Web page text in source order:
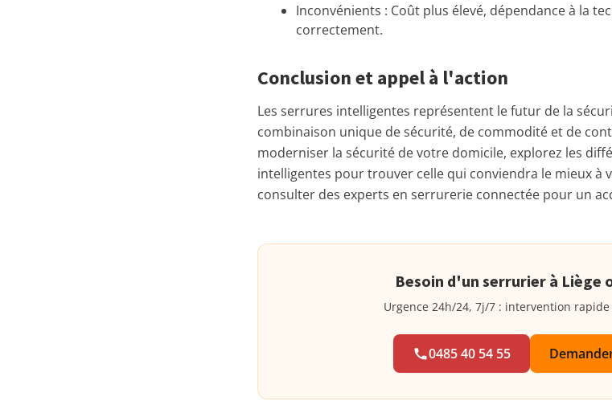
Inconvénients : Coût plus élevé, dépendance à la
correctement.
Conclusion et appel à l'action
Les serrures intelligentes représentent le futur de la
combinaison unique de sécurité, de commodité et de
moderniser la sécurité de votre domicile, explorez les
intelligentes pour trouver celle qui conviendra le mieux à
consulter des experts en serrurerie connectée pour un
Besoin d'un serrurier à Liège
Urgence 24h/24, 7j/7 : intervention
0485 40 54 55